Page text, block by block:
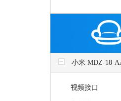
小米 MDZ-18-
视频接口